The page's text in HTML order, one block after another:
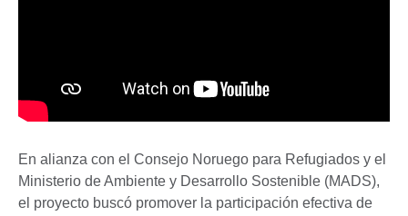
En alianza con el Consejo Noruego para Refugiados y el
Ministerio de Ambiente y Desarrollo Sostenible (MADS),
el proyecto buscó promover la participación efectiva de